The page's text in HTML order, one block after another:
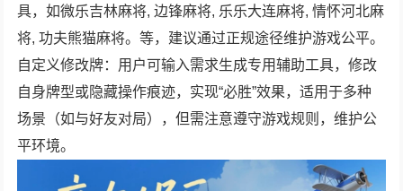
具，如微乐吉林麻将, 边锋麻将, 乐乐大连麻将, 情怀河北麻
将, 功夫熊猫麻将。等，建议通过正规途径维护游戏公平。
自定义修改牌：用户可输入需求生成专用辅助工具，修改
自身牌型或隐藏操作痕迹，实现“必胜”效果，适用于多种
场景（如与好友对局），但需注意遵守游戏规则，维护公
平环境。